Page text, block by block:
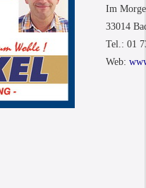
Im
33014
Tel.: 01
Web: